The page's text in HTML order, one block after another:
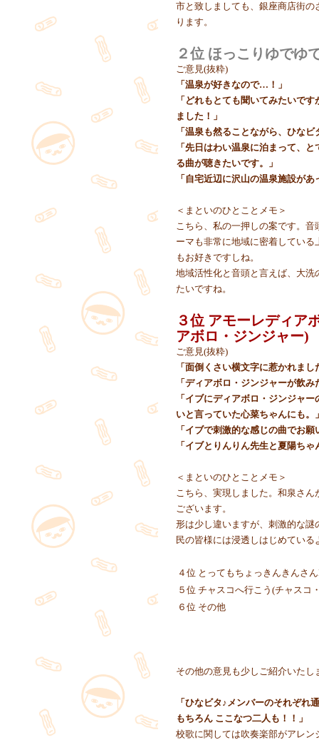
市と致しましても、銀座商店街
ります。
２位 ほっこりゆで
ご意見(抜粋)
「温泉が好きなので…！」
「どれもとても聞いてみたいで
ました！」
「温泉も然ることながら、ひな
「先日はわい温泉に泊まって、
る曲が聴きたいです。」
「自宅近辺に沢山の温泉施設が
＜まといのひとことメモ＞
こちら、私の一押しの案です。
ーマも非常に地域に密着してい
もお好きですしね。
地域活性化と音頭と言えば、大
たいですね。
３位 アモーレディア
アボロ・ジンジャー
ご意見(抜粋)
「面倒くさい横文字に惹かれまし
「ディアボロ・ジンジャーが飲
「イブにディアボロ・ジンジャ
いと言っていた心菜ちゃんにも。
「イブで刺激的な感じの曲でお願
「イブとりんりん先生と夏陽ち
＜まといのひとことメモ＞
こちら、実現しました。和泉さ
ございます。
形は少し違いますが、刺激的な
民の皆様には浸透しはじめている
４位 とってもちょっきんきんさ
５位 チャスコへ行こう(チャスコ
６位 その他
その他の意見も少しご紹介いたし
「ひなビタ♪メンバーのそれぞれ
もちろん ここなつ二人も！！」
校歌に関しては吹奏楽部がアレ